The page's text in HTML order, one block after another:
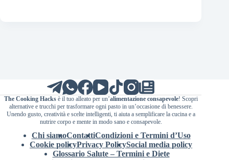
The Cooking Hacksè il tuo alleato per un’alimentazione consapevole! Scopri
alternative e trucchi per trasformare ogni pasto in un’occasione di benessere.
Unendo gusto, creatività e scelte intelligenti, ti aiuta a semplificare la cucina e a
nutrire corpo e mente in modo sano e consapevole.
Chi siamoContattiCondizioni e Termini d’Uso
Cookie policyPrivacy PolicySocial media policy
Glossario Salute – Termini e Diete